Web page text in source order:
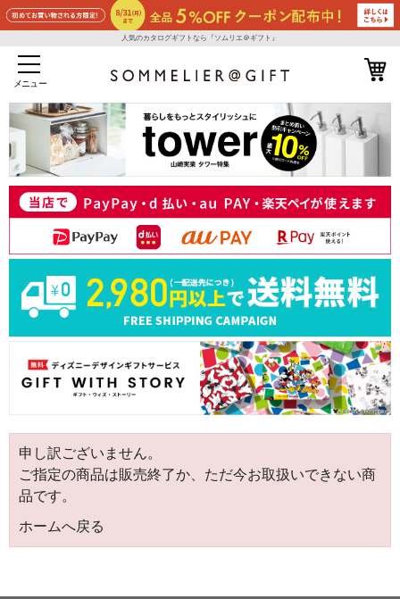
人気のカタログギフトなら『ソムリエ＠ギフト』
メニュー
申し訳ございません。
ご指定の商品は販売終了か、ただ今お取扱いできない商
品です。
ホームへ戻る